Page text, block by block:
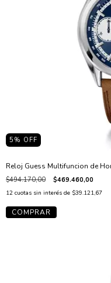
5 % OFF
Reloj Guess Multifuncion de
$494.170,00 $469.460,00
12 cuotas sin interés de $39.121,67